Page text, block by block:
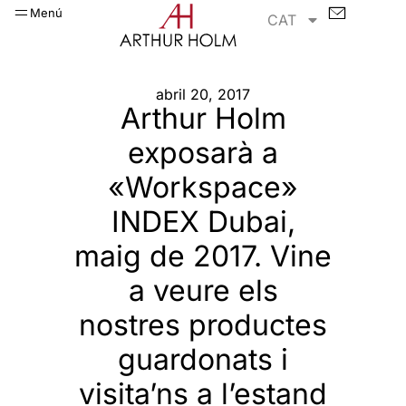
Menú CAT
abril 20, 2017
Arthur Holm
exposarà a
«Workspace»
INDEX Dubai,
maig de 2017. Vine
a veure els
nostres productes
guardonats i
visita’ns a l’estand